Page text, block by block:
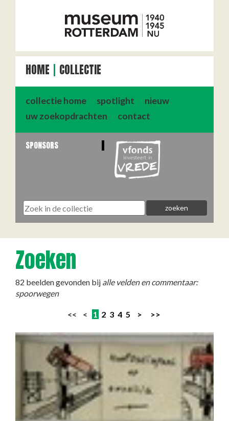
HOME COLLECTIE
collectie home spotlight
nieuw
uw zoekopdrachten
contact
SPONSORS
Zoeken
82 beelden gevonden bij alle velden en commentaar:
spoorwegen
<< < 1 2 3 4 5 > >>